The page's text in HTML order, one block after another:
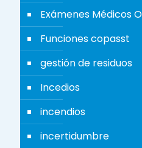
Exámenes Médicos
Funciones copasst
gestión de residuos
Incedios
incendios
incertidumbre